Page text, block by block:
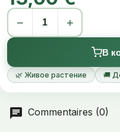
− +
В
🌿 Живое растение 🚚
Commentaires (0)